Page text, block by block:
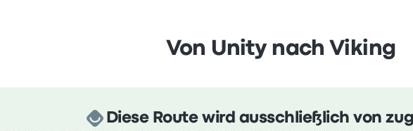
Von Unity nach Viking
Diese Route wird ausschließlich von